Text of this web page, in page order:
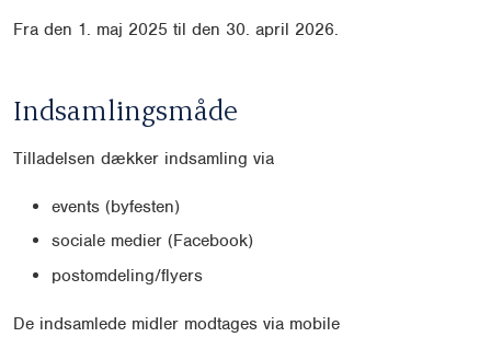
Fra den 1. maj 2025 til den 30. april 2026.
Indsamlingsmåde
Tilladelsen dækker indsamling via
events (byfesten)
sociale medier (Facebook)
postomdeling/flyers
De indsamlede midler modtages via mobile